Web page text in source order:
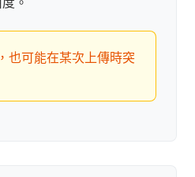
也可能在某次上傳時突